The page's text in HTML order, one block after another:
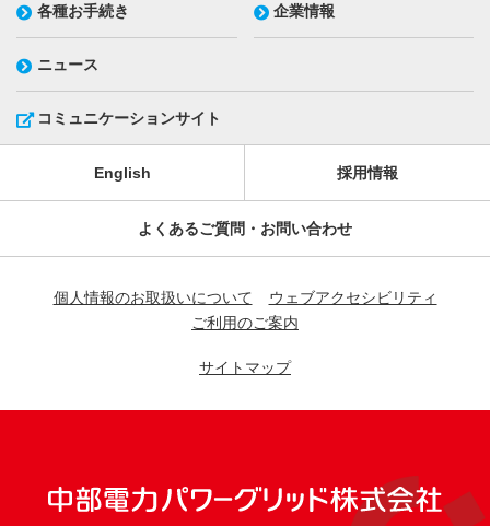
各種お手続き 企業情報
ニュース
コミュニケーションサイト
English 採用情報
よくあるご質問・お問い合わせ
個人情報のお取扱いについて
ウェブアクセシビリティ
ご利用のご案内
サイトマップ